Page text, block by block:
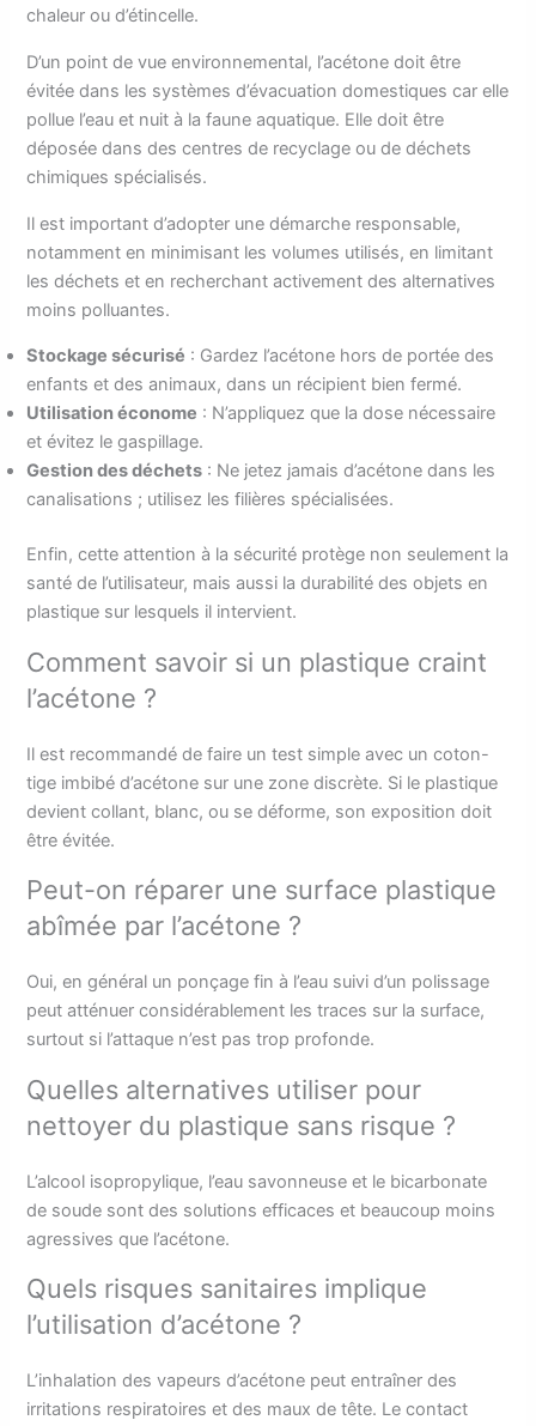
chaleur ou d’étincelle.
D’un point de vue environnemental, l’acétone doit être
évitée dans les systèmes d’évacuation domestiques car elle
pollue l’eau et nuit à la faune aquatique. Elle doit être
déposée dans des centres de recyclage ou de déchets
chimiques spécialisés.
Il est important d’adopter une démarche responsable,
notamment en minimisant les volumes utilisés, en limitant
les déchets et en recherchant activement des alternatives
moins polluantes.
Stockage sécurisé : Gardez l’acétone hors de portée des
enfants et des animaux, dans un récipient bien fermé.
Utilisation économe : N’appliquez que la dose nécessaire
et évitez le gaspillage.
Gestion des déchets : Ne jetez jamais d’acétone dans les
canalisations ; utilisez les filières spécialisées.
Enfin, cette attention à la sécurité protège non seulement la
santé de l’utilisateur, mais aussi la durabilité des objets en
plastique sur lesquels il intervient.
Comment savoir si un plastique craint
l’acétone ?
Il est recommandé de faire un test simple avec un coton-
tige imbibé d’acétone sur une zone discrète. Si le plastique
devient collant, blanc, ou se déforme, son exposition doit
être évitée.
Peut-on réparer une surface plastique
abîmée par l’acétone ?
Oui, en général un ponçage fin à l’eau suivi d’un polissage
peut atténuer considérablement les traces sur la surface,
surtout si l’attaque n’est pas trop profonde.
Quelles alternatives utiliser pour
nettoyer du plastique sans risque ?
L’alcool isopropylique, l’eau savonneuse et le bicarbonate
de soude sont des solutions efficaces et beaucoup moins
agressives que l’acétone.
Quels risques sanitaires implique
l’utilisation d’acétone ?
L’inhalation des vapeurs d’acétone peut entraîner des
irritations respiratoires et des maux de tête. Le contact